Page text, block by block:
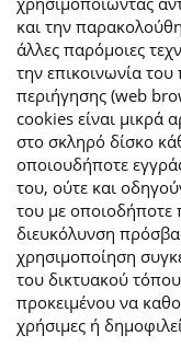
και την
άλλες παρόμοιες
την επικοινωνία
περιήγησης (web
cookies είναι μικρά
στο σκληρό δίσκο
οποιουδήποτε
του, ούτε και
του με οποιοδήποτε
διευκόλυνση
χρησιμοποίηση
του δικτυακού
προκειμένου να
χρήσιμες ή